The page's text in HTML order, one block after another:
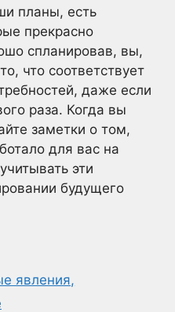
планы, есть
прекрасно
спланировав, вы,
что соответствует
даже если
раза. Когда вы
заметки о том,
для вас на
эти
будущего
явления,